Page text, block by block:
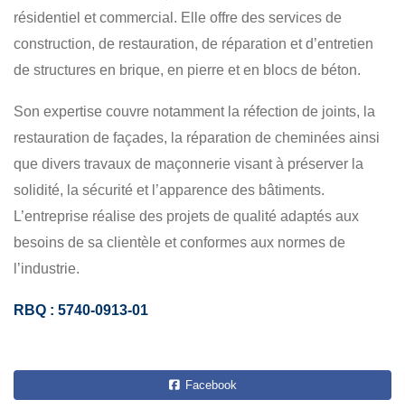
MURS DÉCORATIFS RÉSIDENTIEL COMMERCIAL
résidentiel et commercial. Elle offre des services de
construction, de restauration, de réparation et d’entretien
de structures en brique, en pierre et en blocs de béton.
Son expertise couvre notamment la réfection de joints, la
restauration de façades, la réparation de cheminées ainsi
que divers travaux de maçonnerie visant à préserver la
solidité, la sécurité et l’apparence des bâtiments.
L’entreprise réalise des projets de qualité adaptés aux
besoins de sa clientèle et conformes aux normes de
l’industrie.
RBQ : 5740-0913-01
Facebook